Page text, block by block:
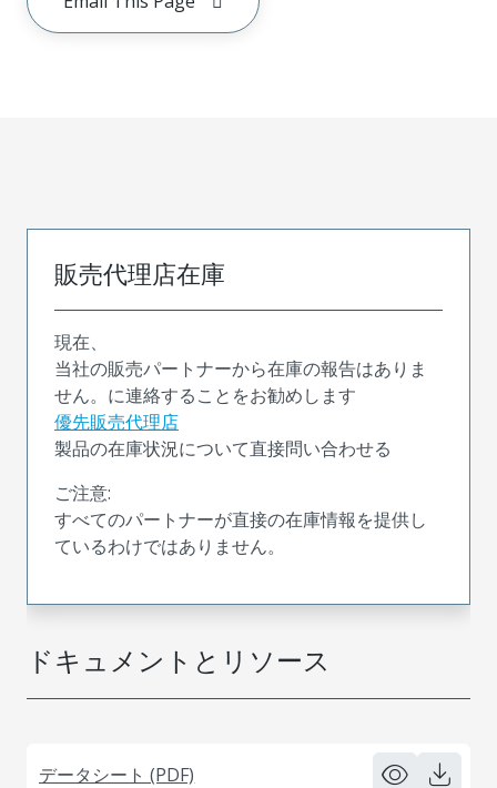
ドキュメントとリソース
データシート (PDF)
販売代理店在庫
現在、
当社の販売パートナーから在庫の報告はありま
せん。に連絡することをお勧めします
優先販売代理店
製品の在庫状況について直接問い合わせる
ご注意:
すべてのパートナーが直接の在庫情報を提供し
ているわけではありません。